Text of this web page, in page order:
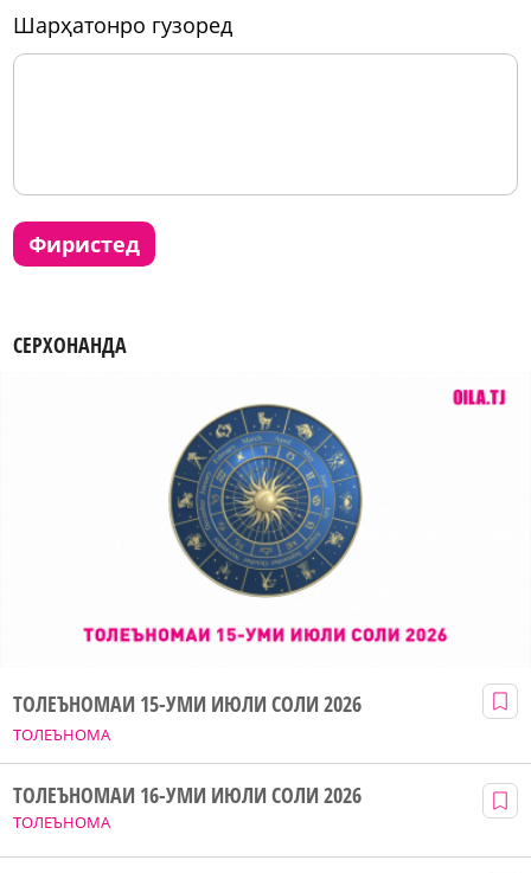
шарҳатонро гузоред
фиристед
СЕРХОНАНДА
ТОЛЕЪНОМА
ТОЛЕЪНОМАИ 15-УМИ ИЮЛИ СОЛИ 2026
ТОЛЕЪНОМА
ТОЛЕЪНОМАИ 16-УМИ ИЮЛИ СОЛИ 2026